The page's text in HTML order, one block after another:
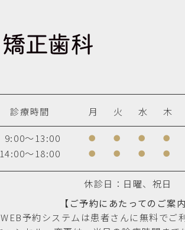
診療時間 月 火 水 木
9:00～13:00 ● ● ● ●
14:00～18:00 ● ● ● ●
休診日：日曜、祝日
【ご予約にあたってのご案内
予約システムは患者さんに無料でご